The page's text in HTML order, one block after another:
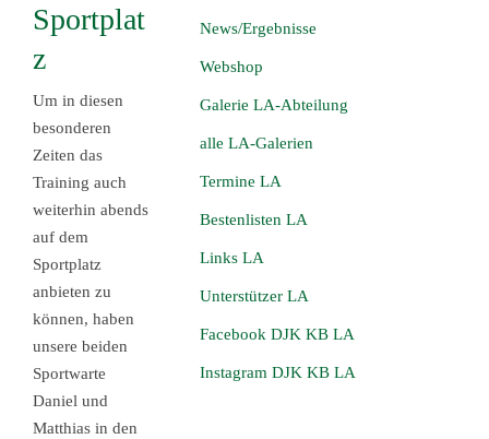
Sportplat
z
Um in diesen
besonderen
Zeiten das
Training auch
weiterhin abends
auf dem
Sportplatz
anbieten zu
können, haben
unsere beiden
Sportwarte
Daniel und
Matthias in den
News/Ergebnisse
Webshop
Galerie LA-Abteilung
alle LA-Galerien
Termine LA
Bestenlisten LA
Links LA
Unterstützer LA
Facebook DJK KB LA
Instagram DJK KB LA